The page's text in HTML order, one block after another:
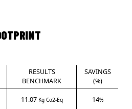
RESULTS
BENCHMARK
SAVINGS
(%)
11.07 Kg Co2-Eq 14%